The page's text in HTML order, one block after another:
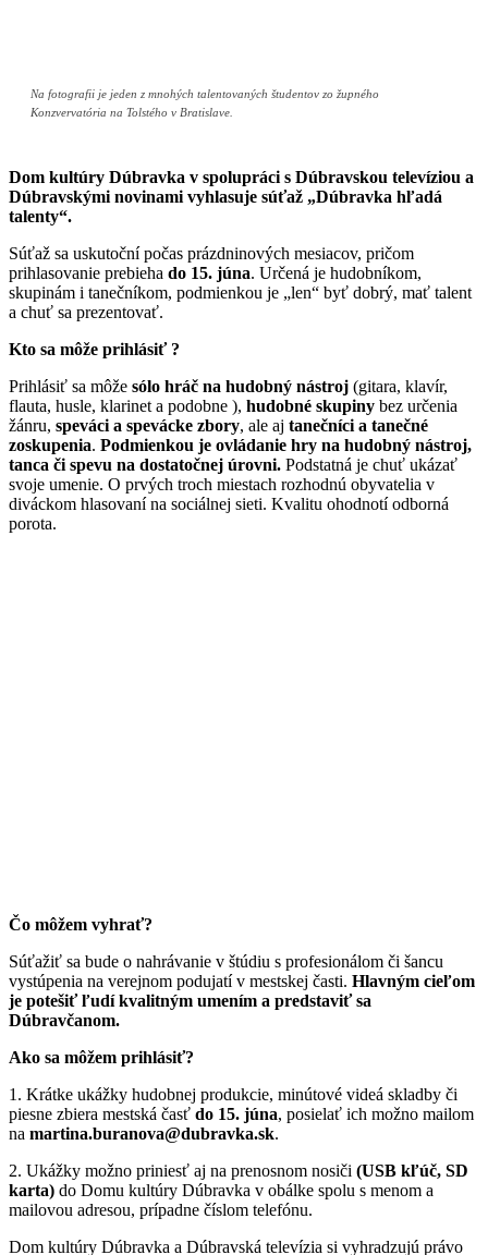
Na fotografii je jeden z mnohých talentovaných študentov zo župného
Konzvervatória na Tolstého v Bratislave.
Dom kultúry Dúbravka v spolupráci s Dúbravskou televíziou a
Dúbravskými novinami vyhlasuje súťaž „Dúbravka hľadá
talenty“.
Súťaž sa uskutoční počas prázdninových mesiacov, pričom
prihlasovanie prebieha do 15. júna. Určená je hudobníkom,
skupinám i tanečníkom, podmienkou je „len“ byť dobrý, mať talent
a chuť sa prezentovať.
Kto sa môže prihlásiť ?
Prihlásiť sa môže sólo hráč na hudobný nástroj (gitara, klavír,
flauta, husle, klarinet a podobne ), hudobné skupiny bez určenia
žánru, speváci a spevácke zbory, ale aj tanečníci a tanečné
zoskupenia. Podmienkou je ovládanie hry na hudobný nástroj,
tanca či spevu na dostatočnej úrovni. Podstatná je chuť ukázať
svoje umenie. O prvých troch miestach rozhodnú obyvatelia v
diváckom hlasovaní na sociálnej sieti. Kvalitu ohodnotí odborná
porota.
Čo môžem vyhrať?
Súťažiť sa bude o nahrávanie v štúdiu s profesionálom či šancu
vystúpenia na verejnom podujatí v mestskej časti. Hlavným cieľom
je potešiť ľudí kvalitným umením a predstaviť sa
Dúbravčanom.
Ako sa môžem prihlásiť?
1. Krátke ukážky hudobnej produkcie, minútové videá skladby či
piesne zbiera mestská časť do 15. júna, posielať ich možno mailom
na martina.buranova@dubravka.sk.
2. Ukážky možno priniesť aj na prenosnom nosiči (USB kľúč, SD
karta) do Domu kultúry Dúbravka v obálke spolu s menom a
mailovou adresou, prípadne číslom telefónu.
Dom kultúry Dúbravka a Dúbravská televízia si vyhradzujú právo